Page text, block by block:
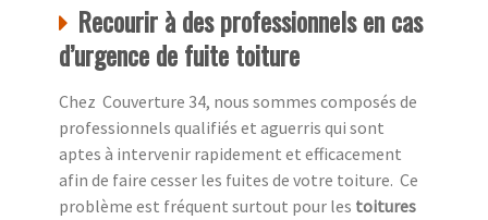
Recourir à des professionnels en cas
d’urgence de fuite toiture
Chez Couverture 34, nous sommes composés de
professionnels qualifiés et aguerris qui sont
aptes à intervenir rapidement et efficacement
afin de faire cesser les fuites de votre toiture. Ce
problème est fréquent surtout pour les toitures